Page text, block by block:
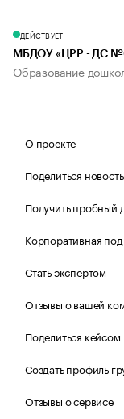
ДЕЙСТВУЕТ
МБДОУ «ЦРР - ДС
Образование
О проекте
Поделиться
Получить пробный
Корпоративная
Стать экспертом
Отзывы о вашей
Поделиться кейсом
Создать профиль
Отзывы о сервисе